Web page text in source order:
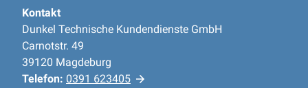
Kontakt
Dunkel Technische Kundendienste GmbH
Carnotstr. 49
39120 Magdeburg
Telefon: 0391 623405